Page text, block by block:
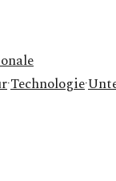
·Technologie·